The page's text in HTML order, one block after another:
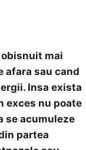
mai
afara sau cand
Insa exista
exces nu poate
se acumuleze
partea